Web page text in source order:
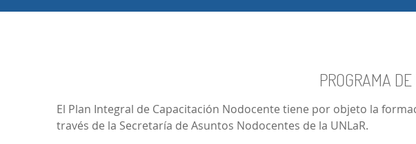
PROGRAMA
El Plan Integral de Capacitación Nodocente tiene por objeto la
través de la Secretaría de Asuntos Nodocentes de la UNLaR.